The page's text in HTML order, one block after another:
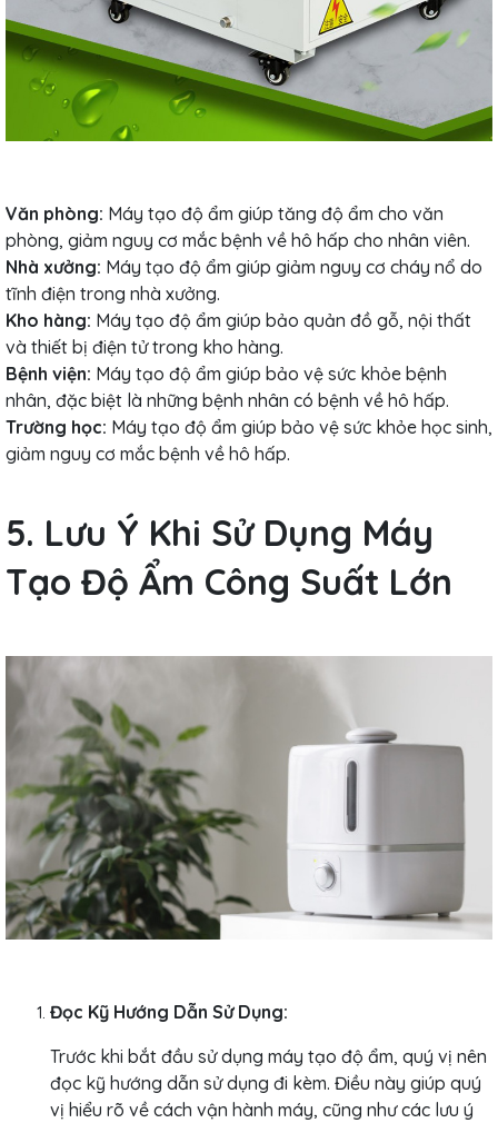
Văn phòng: Máy tạo độ ẩm giúp tăng độ ẩm cho văn
phòng, giảm nguy cơ mắc bệnh về hô hấp cho nhân viên.
Nhà xưởng: Máy tạo độ ẩm giúp giảm nguy cơ cháy nổ do
tĩnh điện trong nhà xưởng.
Kho hàng: Máy tạo độ ẩm giúp bảo quản đồ gỗ, nội thất
và thiết bị điện tử trong kho hàng.
Bệnh viện: Máy tạo độ ẩm giúp bảo vệ sức khỏe bệnh
nhân, đặc biệt là những bệnh nhân có bệnh về hô hấp.
Trường học: Máy tạo độ ẩm giúp bảo vệ sức khỏe học sinh,
giảm nguy cơ mắc bệnh về hô hấp.
5. Lưu Ý Khi Sử Dụng Máy
Tạo Độ Ẩm Công Suất Lớn
Đọc Kỹ Hướng Dẫn Sử Dụng:
Trước khi bắt đầu sử dụng máy tạo độ ẩm, quý vị nên
đọc kỹ hướng dẫn sử dụng đi kèm. Điều này giúp quý
vị hiểu rõ về cách vận hành máy, cũng như các lưu ý